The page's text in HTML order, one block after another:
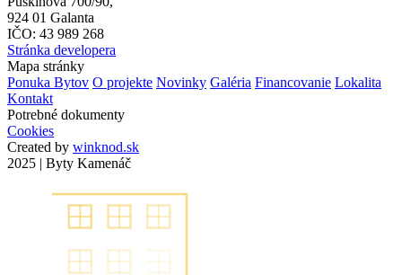
924 01 Galanta
IČO: 43 989 268
Stránka developera
Mapa stránky
Ponuka Bytov O projekte Novinky Galéria Financovanie Lokalita
Kontakt
Potrebné dokumenty
Cookies
Created by winknod.sk
2025 | Byty Kamenáč